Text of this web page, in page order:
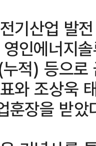
기산업 발
인에너지
적) 등으
와 조상욱
훈장을 받았